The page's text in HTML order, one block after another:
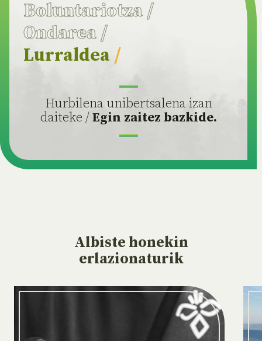
Boluntariotza /
Ondarea/
Lurraldea /
Hurbilena unibertsalena izan
daiteke /Egin zaitez bazkide.
Albiste honekin
erlazionaturik